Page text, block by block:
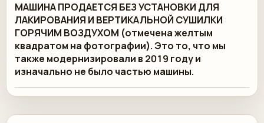
МАШИНА ПРОДАЕТСЯ БЕЗ УСТАНОВКИ ДЛЯ
ЛАКИРОВАНИЯ И ВЕРТИКАЛЬНОЙ СУШИЛКИ
ГОРЯЧИМ ВОЗДУХОМ (отмечена желтым
квадратом на фотографии). Это то, что мы
также модернизировали в 2019 году и
изначально не было частью машины.